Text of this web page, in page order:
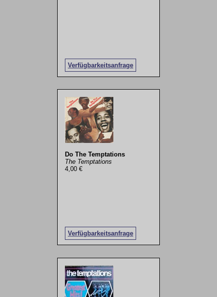
Verfügbarkeitsanfrage
Do The Temptations
The Temptations
4,00 €
Verfügbarkeitsanfrage